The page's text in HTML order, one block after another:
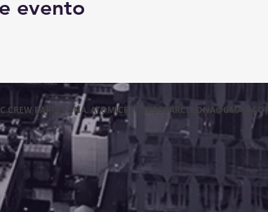
evento
CREW BARCELONA.ATOMICRECORDSBARCELONA@GMAIL.COM